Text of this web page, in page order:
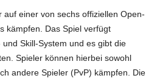
einer von sechs offiziellen Open-
kämpfen. Das Spiel verfügt
Skill-System und es gibt die
Spieler können hierbei sowohl
andere Spieler (PvP) kämpfen. Die